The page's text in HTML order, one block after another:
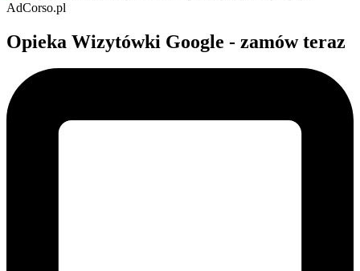
Opieka Wizytówki Google - zamów teraz